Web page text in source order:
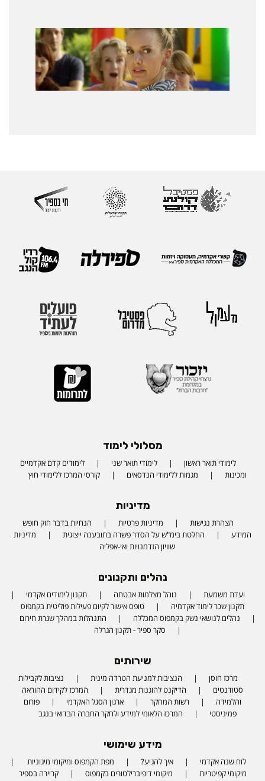
מסלולי לימוד
לימודי תואר ראשון לימודי תואר שני
לימודים קדם אקדמיים
ומכינות
מגמות ללימודי הנדסאים קורסי המרכז ללימודי חוץ
מדיניות
הצהרת נגישות מדיניות פרטיות
הנחיות בדבר חוק חופש
המידע
החלטת בימ"ש על הסדר פשרה בתובענה ייצוגית
מדיניות
שוויון הזדמנויות ואי-אפליה
נהלים ותקנונים
ועדת משמעת נוהל מצלמות אבטחה
תקנון לימודים אקדמי
תקנון שכר לימוד אקדמיה
טופס אישור לקיום פעילות פוליטית בקמפוס
נהלים לנושאי נשק בקמפוס המכללה
התנהלות במהלך שגרת חירום
סקר ספיר - תקנון הגרלה
שירותים
מרכז חוסן הנציבות למניעת הטרדה מינית
נציבות לקבילות
סטודנטים
הדיקנט להוגנות מגדרית
המרכז לקידום ההוראה
והלמידה
רשות המחקר ארגון הסגל האקדמי
פורום
פמיניסטי
המרכז הלאומי למידע ולחקר החברה הבדואי בנגב
מידע שימושי
לוח שנה אקדמי איך להגיע?
מפת הקמפוס ומיקומי מיגוניות
מיקומי קפיטריות
מיקומי דיפיברילטורים בקמפוס
קריירה בספיר